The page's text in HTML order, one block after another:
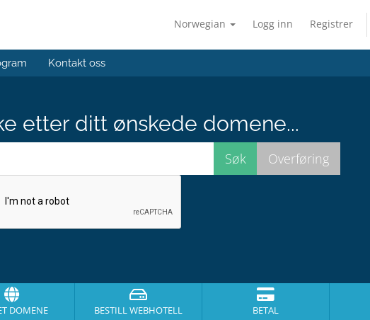
Norwegian Logg inn Registrer
Kontakt oss
etter ditt ønskede domene...
DOMENE BESTILL WEBHOTELL BETAL